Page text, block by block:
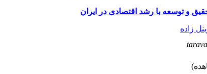
و توسعه با رشد اقتصادی در ایران
زاده